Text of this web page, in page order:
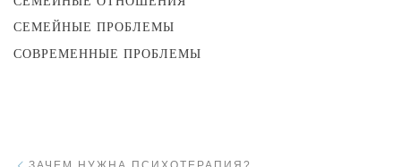
СЕМЕЙНЫЕ ПРОБЛЕМЫ
СОВРЕМЕННЫЕ ПРОБЛЕМЫ